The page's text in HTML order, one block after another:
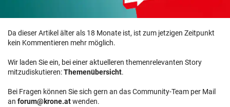
Da dieser Artikel älter als 18 Monate ist, ist zum jetzigen Zeitpunkt
kein Kommentieren mehr möglich.
Wir laden Sie ein, bei einer aktuelleren themenrelevanten Story
mitzudiskutieren:Themenübersicht.
Bei Fragen können Sie sich gern an das Community-Team per Mail
an forum@krone.atwenden.